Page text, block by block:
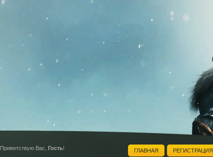
Приветствую Вас ,Гость! ГЛАВНАЯ РЕГИСТРАЦИЯ